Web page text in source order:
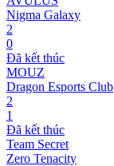
Nigma Galaxy
2
0
Đã kết thúc
MOUZ
Dragon Esports Club
2
1
Đã kết thúc
Team Secret
Zero Tenacity